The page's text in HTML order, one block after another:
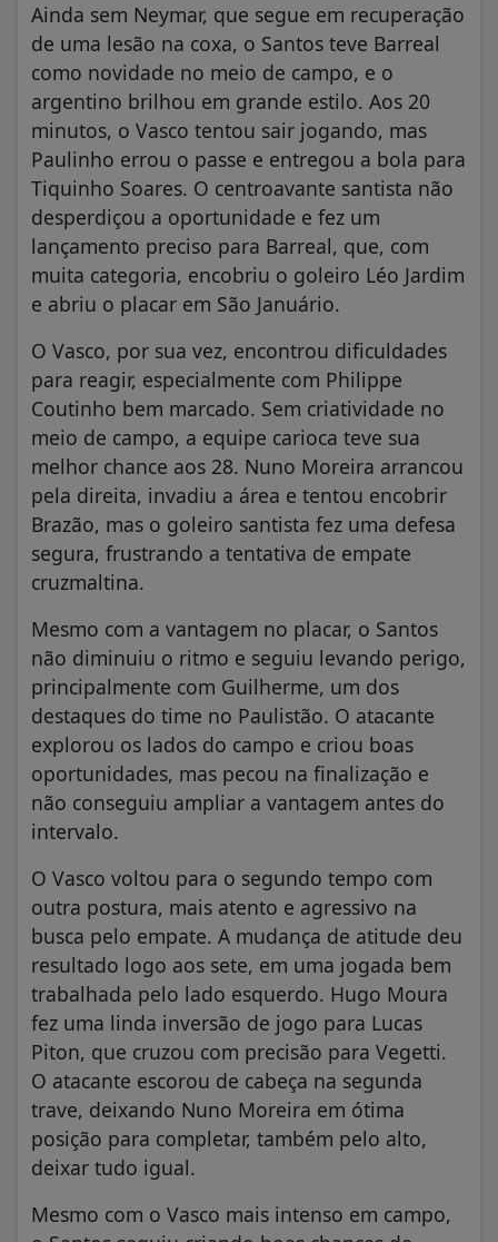
Ainda sem Neymar, que segue em recuperação
de uma lesão na coxa, o Santos teve Barreal
como novidade no meio de campo, e o
argentino brilhou em grande estilo. Aos 20
minutos, o Vasco tentou sair jogando, mas
Paulinho errou o passe e entregou a bola para
Tiquinho Soares. O centroavante santista não
desperdiçou a oportunidade e fez um
lançamento preciso para Barreal, que, com
muita categoria, encobriu o goleiro Léo Jardim
e abriu o placar em São Januário.
O Vasco, por sua vez, encontrou dificuldades
para reagir, especialmente com Philippe
Coutinho bem marcado. Sem criatividade no
meio de campo, a equipe carioca teve sua
melhor chance aos 28. Nuno Moreira arrancou
pela direita, invadiu a área e tentou encobrir
Brazão, mas o goleiro santista fez uma defesa
segura, frustrando a tentativa de empate
cruzmaltina.
Mesmo com a vantagem no placar, o Santos
não diminuiu o ritmo e seguiu levando perigo,
principalmente com Guilherme, um dos
destaques do time no Paulistão. O atacante
explorou os lados do campo e criou boas
oportunidades, mas pecou na finalização e
não conseguiu ampliar a vantagem antes do
intervalo.
O Vasco voltou para o segundo tempo com
outra postura, mais atento e agressivo na
busca pelo empate. A mudança de atitude deu
resultado logo aos sete, em uma jogada bem
trabalhada pelo lado esquerdo. Hugo Moura
fez uma linda inversão de jogo para Lucas
Piton, que cruzou com precisão para Vegetti.
O atacante escorou de cabeça na segunda
trave, deixando Nuno Moreira em ótima
posição para completar, também pelo alto,
deixar tudo igual.
Mesmo com o Vasco mais intenso em campo,